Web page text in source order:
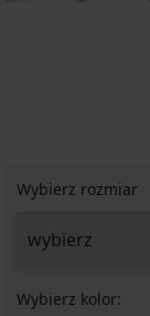
Wybierz rozmiar
Wybierz kolor: